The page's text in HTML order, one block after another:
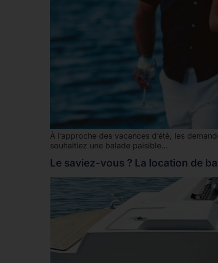
À l’approche des vacances d’été, les
souhaitiez une balade paisible…
Le saviez-vous ? La location de